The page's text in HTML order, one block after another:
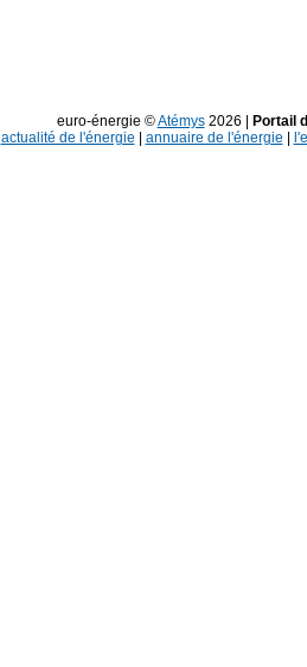
euro-énergie ©Atémys2026 |
Portail
actualité de l'énergie
annuaire de l'énergie